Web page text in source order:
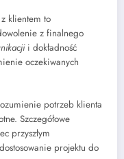
klientem to
z finalnego
i dokładność
oczekiwanych
potrzeb klienta
Szczegółowe
przyszłym
projektu do